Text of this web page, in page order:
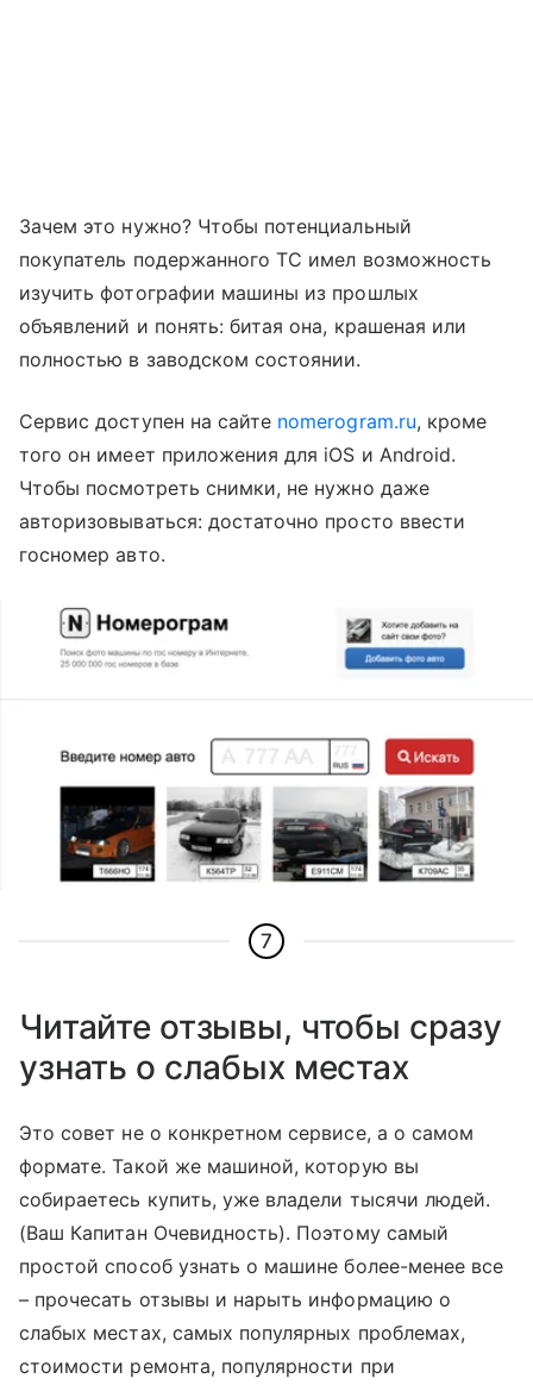
Зачем это нужно? Чтобы потенциальный
покупатель подержанного ТС имел возможность
изучить фотографии машины из прошлых
объявлений и понять: битая она, крашеная или
полностью в заводском состоянии.
Сервис доступен на сайте nomerogram.ru, кроме
того он имеет приложения для iOS и Android.
Чтобы посмотреть снимки, не нужно даже
авторизовываться: достаточно просто ввести
госномер авто.
7
Читайте отзывы, чтобы сразу
узнать о слабых местах
Это совет не о конкретном сервисе, а о самом
формате. Такой же машиной, которую вы
собираетесь купить, уже владели тысячи людей.
(Ваш Капитан Очевидность). Поэтому самый
простой способ узнать о машине более-менее все
– прочесать отзывы и нарыть информацию о
слабых местах, самых популярных проблемах,
стоимости ремонта, популярности при